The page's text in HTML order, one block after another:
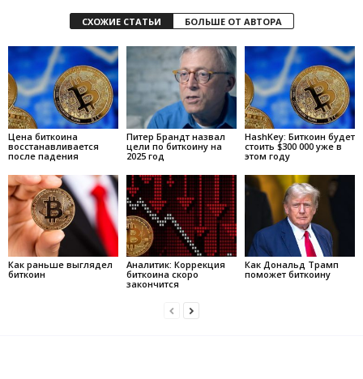
СХОЖИЕ СТАТЬИ БОЛЬШЕ ОТ АВТОРА
Цена биткоина
восстанавливается
после падения
Питер Брандт назвал
цели по биткоину на
2025 год
HashKey: Биткоин будет
стоить $300 000 уже в
этом году
Как раньше выглядел
биткоин
Аналитик: Коррекция
биткоина скоро
закончится
Как Дональд Трамп
поможет биткоину